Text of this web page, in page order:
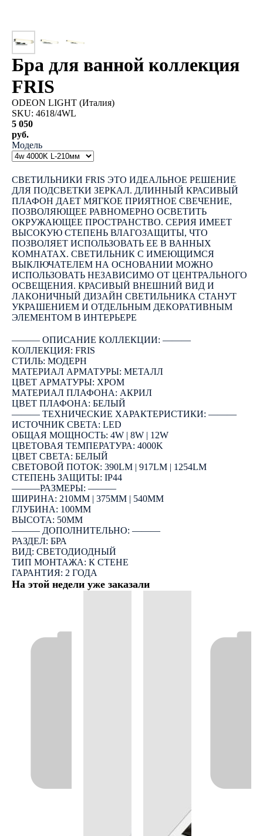
Бра для ванной коллекция
FRIS
ODEON LIGHT (Италия)
SKU: 4618/4WL
5 050
руб.
Модель
СВЕТИЛЬНИКИ FRIS ЭТО ИДЕАЛЬНОЕ РЕШЕНИЕ
ДЛЯ ПОДСВЕТКИ ЗЕРКАЛ. ДЛИННЫЙ КРАСИВЫЙ
ПЛАФОН ДАЕТ МЯГКОЕ ПРИЯТНОЕ СВЕЧЕНИЕ,
ПОЗВОЛЯЮЩЕЕ РАВНОМЕРНО ОСВЕТИТЬ
ОКРУЖАЮЩЕЕ ПРОСТРАНСТВО. СЕРИЯ ИМЕЕТ
ВЫСОКУЮ СТЕПЕНЬ ВЛАГОЗАЩИТЫ, ЧТО
ПОЗВОЛЯЕТ ИСПОЛЬЗОВАТЬ ЕЕ В ВАННЫХ
КОМНАТАХ. СВЕТИЛЬНИК С ИМЕЮЩИМСЯ
ВЫКЛЮЧАТЕЛЕМ НА ОСНОВАНИИ МОЖНО
ИСПОЛЬЗОВАТЬ НЕЗАВИСИМО ОТ ЦЕНТРАЛЬНОГО
ОСВЕЩЕНИЯ. КРАСИВЫЙ ВНЕШНИЙ ВИД И
ЛАКОНИЧНЫЙ ДИЗАЙН СВЕТИЛЬНИКА СТАНУТ
УКРАШЕНИЕМ И ОТДЕЛЬНЫМ ДЕКОРАТИВНЫМ
ЭЛЕМЕНТОМ В ИНТЕРЬЕРЕ
――― ОПИСАНИЕ КОЛЛЕКЦИИ: ―――
КОЛЛЕКЦИЯ: FRIS
СТИЛЬ: МОДЕРН
МАТЕРИАЛ АРМАТУРЫ: МЕТАЛЛ
ЦВЕТ АРМАТУРЫ: ХРОМ
МАТЕРИАЛ ПЛАФОНА: АКРИЛ
ЦВЕТ ПЛАФОНА: БЕЛЫЙ
――― ТЕХНИЧЕСКИЕ ХАРАКТЕРИСТИКИ: ―――
ИСТОЧНИК СВЕТА: LED
ОБЩАЯ МОЩНОСТЬ: 4W | 8W | 12W
ЦВЕТОВАЯ ТЕМПЕРАТУРА: 4000K
ЦВЕТ СВЕТА: БЕЛЫЙ
СВЕТОВОЙ ПОТОК: 390LM | 917LM | 1254LM
СТЕПЕНЬ ЗАЩИТЫ: IP44
―――РАЗМЕРЫ: ―――
ШИРИНА: 210ММ | 375ММ | 540ММ
ГЛУБИНА: 100ММ
ВЫСОТА: 50ММ
――― ДОПОЛНИТЕЛЬНО: ―――
РАЗДЕЛ: БРА
ВИД: СВЕТОДИОДНЫЙ
ТИП МОНТАЖА: К СТЕНЕ
ГАРАНТИЯ: 2 ГОДА
На этой недели уже заказали